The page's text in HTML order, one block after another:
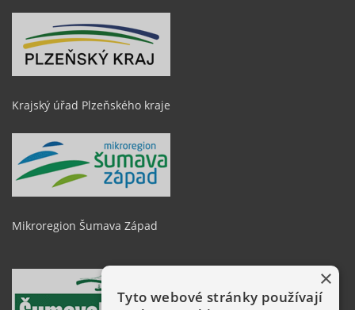
Krajský úřad Plzeňského kraje
Mikroregion Šumava Západ
×
Tyto webové stránky používají